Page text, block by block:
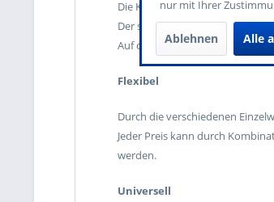
Die Karten sind im handlichen
Der stabile 250 g/qm
Auf der unbedruckten
Flexibel
Durch die verschiedenen
Jeder Preis kann durch
werden.
Universell
nur mit Ihrer
Ablehnen Alle